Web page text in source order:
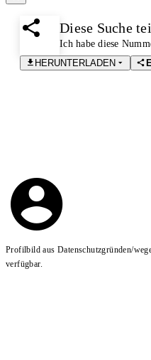
Diese Suche
Ich habe diese
HERUNTERLADEN
Profilbild aus Datenschutzgründen/
verfügbar.